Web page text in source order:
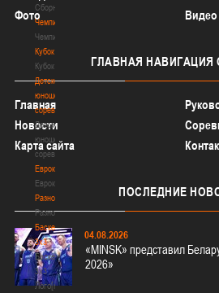
Сборные
Чемпионат
Чемпионат
Кубок
Кубок
Детско-
юношеские
соревнования
Детско-
юношеские
соревнования
Еврокубки
Еврокубки
Разное
Разное
Баскетбол
3х3
Баскетбол
3х3
Лого[modid=121]
Фото
Видео
ГЛАВНАЯ НАВИГАЦИЯ
Главная
Новости
Карта сайта
ПОСЛЕДНИЕ
04.08.2026
«MINSK» представил
2026»